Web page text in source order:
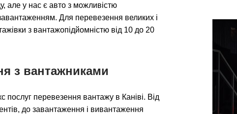
але у нас є авто з можливістю
Для перевезення великих і
з вантажопідйомністю від 10 до 20
з вантажниками
перевезення вантажу в Каніві. Від
до завантаження і вивантаження